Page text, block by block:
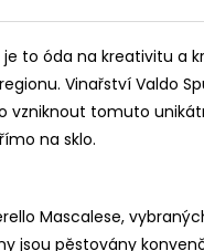
to óda na kreativitu a
Vinařství Valdo
tomuto
na sklo.
Mascalese,
jsou pěstovány